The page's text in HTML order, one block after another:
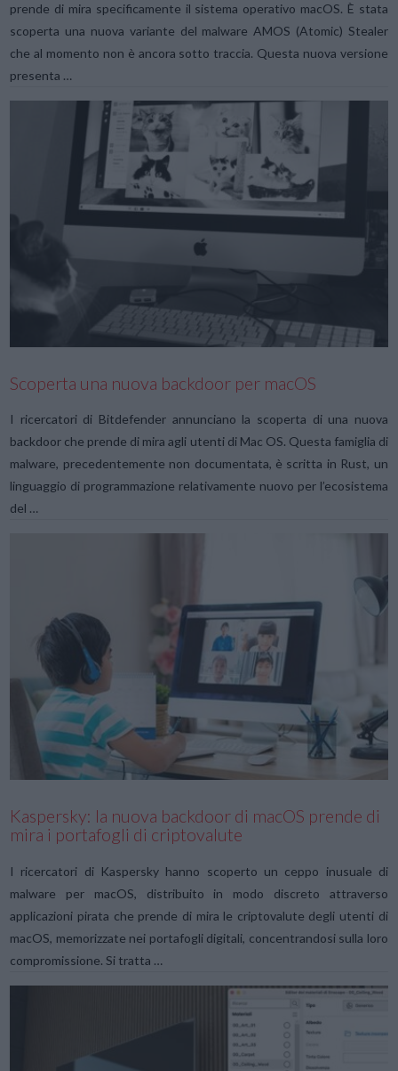
prende di mira specificamente il sistema operativo macOS. È stata
scoperta una nuova variante del malware AMOS (Atomic) Stealer
che al momento non è ancora sotto traccia. Questa nuova versione
presenta …
VIEW POST
Scoperta una nuova backdoor per macOS
I ricercatori di Bitdefender annunciano la scoperta di una nuova
backdoor che prende di mira agli utenti di Mac OS. Questa famiglia di
malware, precedentemente non documentata, è scritta in Rust, un
linguaggio di programmazione relativamente nuovo per l’ecosistema
del …
Kaspersky: la nuova backdoor di macOS prende di
mira i portafogli di criptovalute
I ricercatori di Kaspersky hanno scoperto un ceppo inusuale di
malware per macOS, distribuito in modo discreto attraverso
applicazioni pirata che prende di mira le criptovalute degli utenti di
macOS, memorizzate nei portafogli digitali, concentrandosi sulla loro
compromissione. Si tratta …